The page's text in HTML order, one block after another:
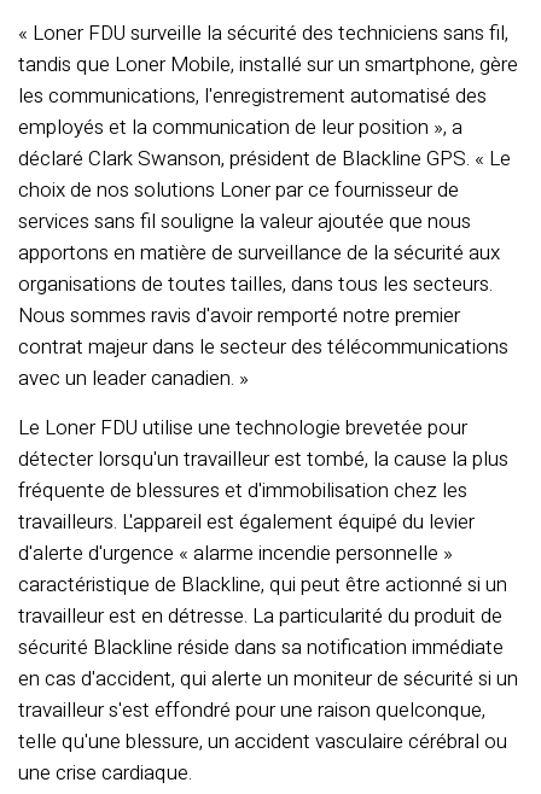
« Loner FDU surveille la sécurité des techniciens sans fil,
tandis que Loner Mobile, installé sur un smartphone, gère
les communications, l'enregistrement automatisé des
employés et la communication de leur position », a
déclaré Clark Swanson, président de Blackline GPS. « Le
choix de nos solutions Loner par ce fournisseur de
services sans fil souligne la valeur ajoutée que nous
apportons en matière de surveillance de la sécurité aux
organisations de toutes tailles, dans tous les secteurs.
Nous sommes ravis d'avoir remporté notre premier
contrat majeur dans le secteur des télécommunications
avec un leader canadien. »
Le Loner FDU utilise une technologie brevetée pour
détecter lorsqu'un travailleur est tombé, la cause la plus
fréquente de blessures et d'immobilisation chez les
travailleurs. L'appareil est également équipé du levier
d'alerte d'urgence « alarme incendie personnelle »
caractéristique de Blackline, qui peut être actionné si un
travailleur est en détresse. La particularité du produit de
sécurité Blackline réside dans sa notification immédiate
en cas d'accident, qui alerte un moniteur de sécurité si un
travailleur s'est effondré pour une raison quelconque,
telle qu'une blessure, un accident vasculaire cérébral ou
une crise cardiaque.